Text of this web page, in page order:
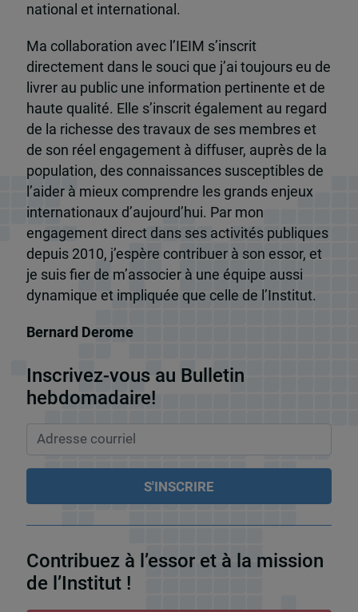
national et international.
Ma collaboration avec l’IEIM s’inscrit
directement dans le souci que j’ai toujours eu de
livrer au public une information pertinente et de
haute qualité. Elle s’inscrit également au regard
de la richesse des travaux de ses membres et
de son réel engagement à diffuser, auprès de la
population, des connaissances susceptibles de
l’aider à mieux comprendre les grands enjeux
internationaux d’aujourd’hui. Par mon
engagement direct dans ses activités publiques
depuis 2010, j’espère contribuer à son essor, et
je suis fier de m’associer à une équipe aussi
dynamique et impliquée que celle de l’Institut.
Bernard Derome
Inscrivez-vous au Bulletin
hebdomadaire!
Contribuez à l’essor et à la mission
de l’Institut !